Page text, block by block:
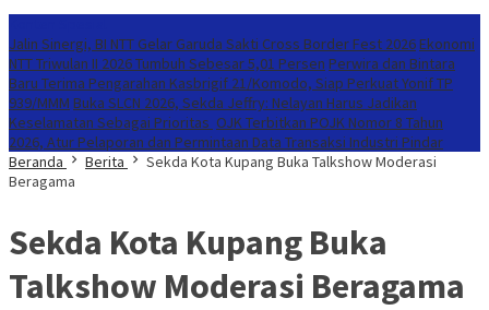
Jalin Sinergi, BI NTT Gelar Garuda Sakti Cross Border Fest 2026 Ekonomi
NTT Triwulan II 2026 Tumbuh Sebesar 5,01 Persen Perwira dan Bintara
Baru Terima Pengarahan Kasbrigif 21/Komodo, Siap Perkuat Yonif TP
939/MMM Buka SLCN 2026, Sekda Jeffry: Nelayan Harus Jadikan
Keselamatan Sebagai Prioritas OJK Terbitkan POJK Nomor 8 Tahun
2026, Atur Pelaporan dan Permintaan Data Transaksi Industri Pindar
Beranda
Berita
Sekda Kota Kupang Buka Talkshow Moderasi
Beragama
Sekda Kota Kupang Buka
Talkshow Moderasi Beragama